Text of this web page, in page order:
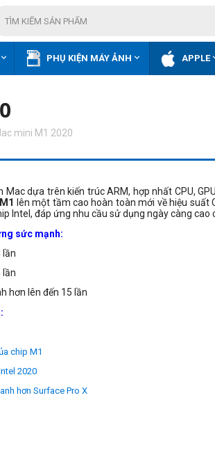
 PHỤ KIỆN MÁY ẢNH  APPLE
mini M1 2020
dựa trên kiến trúc ARM, hợp nhất CPU,
lên một tầm cao hoàn toàn mới về hiệu suất
Intel, đáp ứng nhu cầu sử dụng ngày càng cao
sức mạnh:
lần
lần
hơn lên đến 15 lần
chip M1
2020
hơn Surface Pro X